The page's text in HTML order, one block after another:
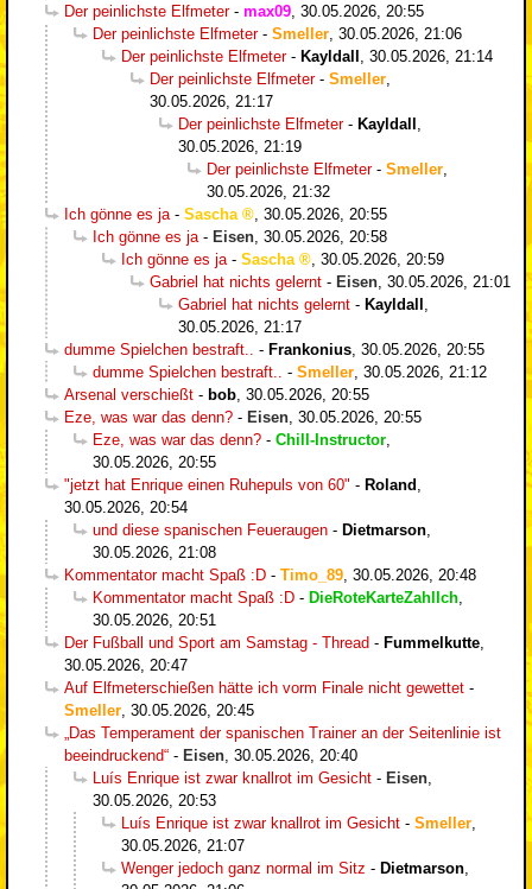
Der peinlichste Elfmeter- max09 30.05.2026, 20:55
Der peinlichste Elfmeter- Smeller 30.05.2026, 21:06
Der peinlichste Elfmeter- Kayldall 30.05.2026, 21:14
Der peinlichste Elfmeter- Smeller
30.05.2026, 21:17
Der peinlichste Elfmeter- Kayldall
30.05.2026, 21:19
Der peinlichste Elfmeter- Smeller
30.05.2026, 21:32
Ich gönne es ja - Sascha
30.05.2026, 20:55
Ich gönne es ja - Eisen 30.05.2026, 20:58
Ich gönne es ja - Sascha
30.05.2026, 20:59
Gabriel hat nichts gelernt - Eisen 30.05.2026, 21:01
Gabriel hat nichts gelernt - Kayldall
30.05.2026, 21:17
dumme Spielchen bestraft..
- Frankonius 30.05.2026, 20:55
dumme Spielchen bestraft..
- Smeller 30.05.2026, 21:12
Arsenal verschießt - bob 30.05.2026, 20:55
Eze, was war das denn? - Eisen 30.05.2026, 20:55
Eze, was war das denn? - Chill-Instructor
30.05.2026, 20:55
"jetzt hat Enrique einen Ruhepuls von 60" - Roland
30.05.2026, 20:54
und diese spanischen Feueraugen - Dietmarson
30.05.2026, 21:08
Kommentator macht Spaß :D - Timo_89 30.05.2026, 20:48
Kommentator macht Spaß :D - DieRoteKarteZahlIch
30.05.2026, 20:51
Der Fußball und Sport am Samstag - Thread - Fummelkutte
30.05.2026, 20:47
Auf Elfmeterschießen hätte ich vorm Finale nicht gewettet -
Smeller 30.05.2026, 20:45
„Das Temperament der spanischen Trainer an der Seitenlinie ist
beeindruckend“ - Eisen 30.05.2026, 20:40
Luís Enrique ist zwar knallrot im Gesicht - Eisen
30.05.2026, 20:53
Luís Enrique ist zwar knallrot im Gesicht - Smeller
30.05.2026, 21:07
Wenger jedoch ganz normal im Sitz - Dietmarson